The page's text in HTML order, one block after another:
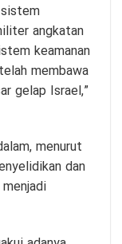
angkatan
keamanan
membawa
gelap Israel,”
menurut
dan